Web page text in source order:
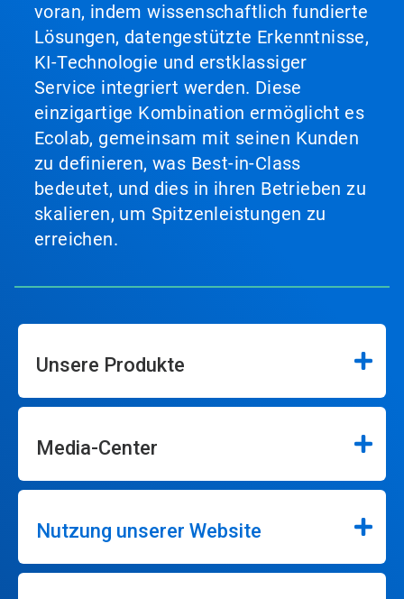
voran, indem wissenschaftlich fundierte
Lösungen, datengestützte Erkenntnisse,
KI-Technologie und erstklassiger
Service integriert werden. Diese
einzigartige Kombination ermöglicht es
Ecolab, gemeinsam mit seinen Kunden
zu definieren, was Best-in-Class
bedeutet, und dies in ihren Betrieben zu
skalieren, um Spitzenleistungen zu
erreichen.
Unsere Produkte
Media-Center
Nutzung unserer Website